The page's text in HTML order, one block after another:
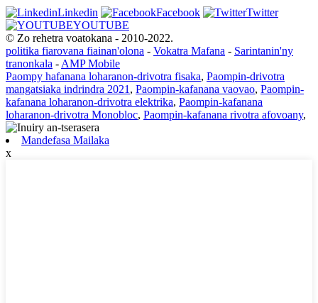
Linkedin Facebook
Twitter
YOUTUBE
© Zo rehetra voatokana - 2010-2022.
politika fiarovana fiainan'olona - Vokatra Mafana - Sarintanin'ny
tranonkala - AMP Mobile
Paompy hafanana loharanon-drivotra fisaka, Paompin-drivotra
mangatsiaka indrindra 2021 , Paompin-kafanana vaovao, Paompin-
kafanana loharanon-drivotra elektrika, Paompin-kafanana
loharanon-drivotra Monobloc, Paompin-kafanana rivotra afovoany,
Mandefasa Mailaka
x